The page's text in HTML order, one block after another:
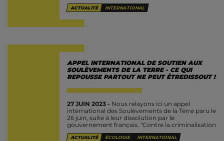
ACTUALITÉ INTERNATIONAL
APPEL INTERNATIONAL DE SOUTIEN AUX
SOULÈVEMENTS DE LA TERRE - CE QUI
REPOUSSE PARTOUT NE PEUT ÊTREDISSOUT !
27 JUIN 2023 - Nous relayons ici un appel
international des Soulèvements de la Terre paru le
26 juin, suite à leur dissolution par le
gouvernement français. "Contre la criminalisation
des Soulèvements de la Terre...
ACTUALITÉ ÉCOLOGIE INTERNATIONAL